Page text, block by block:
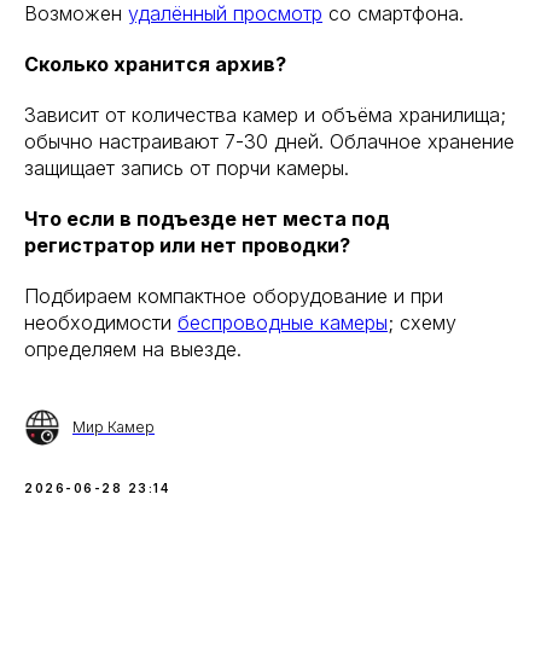
Возможен удалённый просмотр со смартфона.
Сколько хранится архив?
Зависит от количества камер и объёма хранилища;
обычно настраивают 7-30 дней. Облачное хранение
защищает запись от порчи камеры.
Что если в подъезде нет места под
регистратор или нет проводки?
Подбираем компактное оборудование и при
необходимости беспроводные камеры; схему
определяем на выезде.
Мир Камер
2026-06-28 23:14